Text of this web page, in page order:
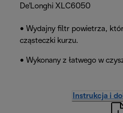
De'Longhi XLC6050
• Wydajny filtr powietrza,
cząsteczki kurzu.
• Wykonany z łatwego w
Instrukcja i